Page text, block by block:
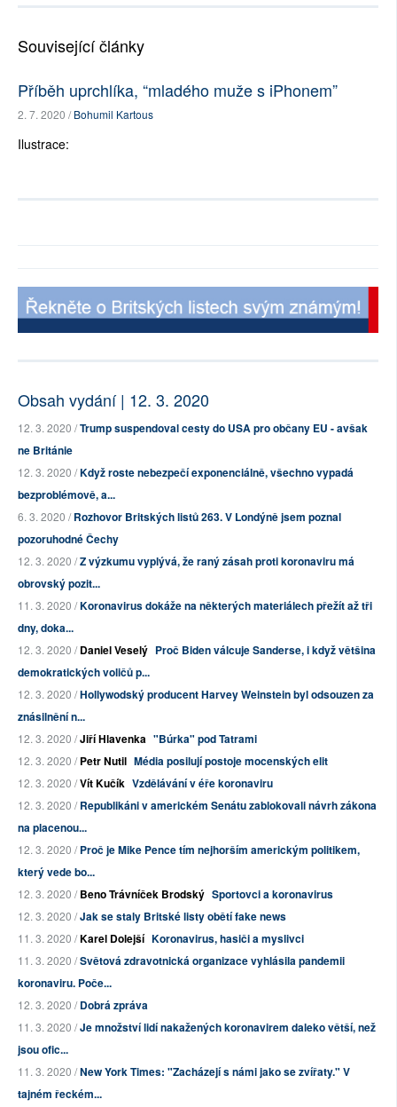
Související články
Příběh uprchlíka, “mladého muže s iPhonem”
2. 7. 2020 /Bohumil Kartous
Ilustrace:
Obsah vydání | 12. 3. 2020
12. 3. 2020 /Trump suspendoval cesty do USA pro občany EU - avšak
ne Británie
12. 3. 2020 /Když roste nebezpečí exponenciálně, všechno vypadá
bezproblémově, a...
6. 3. 2020 /Rozhovor Britských listů 263. V Londýně jsem poznal
pozoruhodné Čechy
12. 3. 2020 /Z výzkumu vyplývá, že raný zásah proti koronaviru má
obrovský pozit...
11. 3. 2020 /Koronavirus dokáže na některých materiálech přežít až tři
dny, doka...
12. 3. 2020 /Daniel Veselý Proč Biden válcuje Sanderse, i když většina
demokratických voličů p...
12. 3. 2020 /Hollywodský producent Harvey Weinstein byl odsouzen za
znásilnění n...
12. 3. 2020 /Jiří Hlavenka "Búrka" pod Tatrami
12. 3. 2020 /Petr Nutil Média posilují postoje mocenských elit
12. 3. 2020 /Vít Kučík Vzdělávání v éře koronaviru
12. 3. 2020 /Republikáni v americkém Senátu zablokovali návrh zákona
na placenou...
12. 3. 2020 /Proč je Mike Pence tím nejhorším americkým politikem,
který vede bo...
12. 3. 2020 /Beno Trávníček Brodský Sportovci a koronavirus
12. 3. 2020 /Jak se staly Britské listy obětí fake news
11. 3. 2020 /Karel Dolejší Koronavirus, hasiči a myslivci
11. 3. 2020 /Světová zdravotnická organizace vyhlásila pandemii
koronaviru. Poče...
12. 3. 2020 /Dobrá zpráva
11. 3. 2020 /Je množství lidí nakažených koronavirem daleko větší, než
jsou ofic...
11. 3. 2020 /New York Times: "Zacházejí s námi jako se zvířaty." V
tajném řeckém...